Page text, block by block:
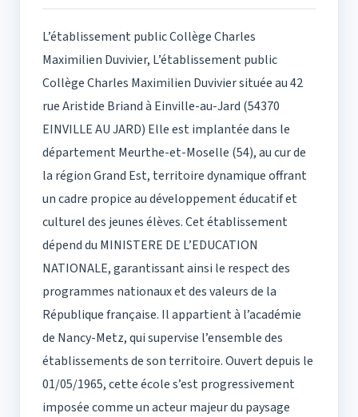
L’établissement public Collège Charles
Maximilien Duvivier, L’établissement public
Collège Charles Maximilien Duvivier située au 42
rue Aristide Briand à Einville-au-Jard (54370
EINVILLE AU JARD) Elle est implantée dans le
département Meurthe-et-Moselle (54), au cur de
la région Grand Est, territoire dynamique offrant
un cadre propice au développement éducatif et
culturel des jeunes élèves. Cet établissement
dépend du MINISTERE DE L’EDUCATION
NATIONALE, garantissant ainsi le respect des
programmes nationaux et des valeurs de la
République française. Il appartient à l’académie
de Nancy-Metz, qui supervise l’ensemble des
établissements de son territoire. Ouvert depuis le
01/05/1965, cette école s’est progressivement
imposée comme un acteur majeur du paysage